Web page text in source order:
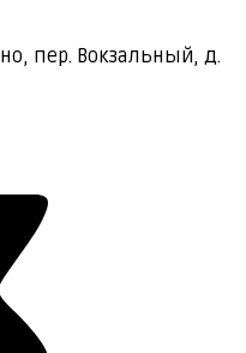
пер. Вокзальный, д.